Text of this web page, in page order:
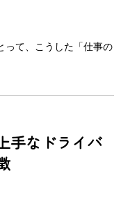
って、こうした「仕事の
手なドライバ